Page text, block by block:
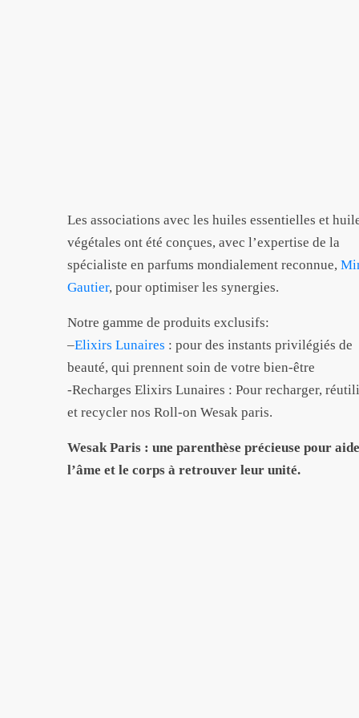
Les associations avec les huiles essentielles et
végétales ont été conçues, avec l’expertise de la
spécialiste en parfums mondialement reconnue,
Gautier, pour optimiser les synergies.
Notre gamme de produits exclusifs:
–Elixirs Lunaires : pour des instants privilégiés de
beauté, qui prennent soin de votre bien-être
-Recharges Elixirs Lunaires : Pour recharger,
et recycler nos Roll-on Wesak paris.
Wesak Paris : une parenthèse précieuse pour
l’âme et le corps à retrouver leur unité.